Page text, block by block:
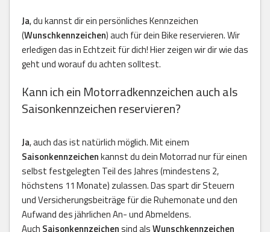
Ja, du kannst dir ein persönliches Kennzeichen
(Wunschkennzeichen) auch für dein Bike reservieren. Wir
erledigen das in Echtzeit für dich! Hier zeigen wir dir wie das
geht und worauf du achten solltest.
Kann ich ein Motorradkennzeichen auch als
Saisonkennzeichen reservieren?
Ja, auch das ist natürlich möglich. Mit einem
Saisonkennzeichenkannst du dein Motorrad nur für einen
selbst festgelegten Teil des Jahres (mindestens 2,
höchstens 11 Monate) zulassen. Das spart dir Steuern
und Versicherungsbeiträge für die Ruhemonate und den
Aufwand des jährlichen An- und Abmeldens.
Auch Saisonkennzeichensind alsWunschkennzeichen